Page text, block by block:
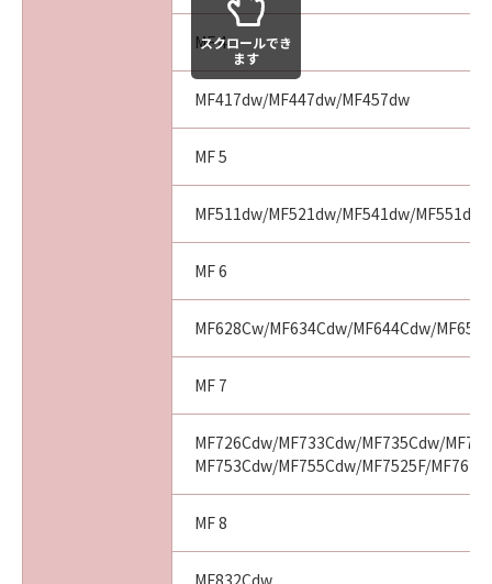
MF 4
MF417dw/MF447dw/MF457dw
MF 5
MF511dw/MF521dw/MF541dw/MF551dw
MF 6
MF628Cw/MF634Cdw/MF644Cdw/
MF 7
MF726Cdw/MF733Cdw/MF735Cdw/
MF753Cdw/MF755Cdw/MF7525F/
MF 8
MF832Cdw
スクロールでき
ます